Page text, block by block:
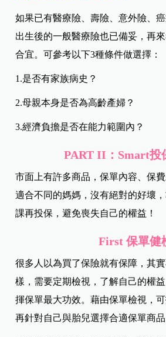
如果已有醫療險、壽險、意外險、
出生後的一般醫療險也已備妥，再
合宜。可參考以下3種條件做選擇：
1.是否有家族病史？
2.母親本身是否為高齡產婦？
3.經濟負擔是否在能力範圍內？
PART II ：Smart
市面上有許多商品，保單內容、保
適合不同的媽媽，沒有絕對的好壞
課再投保，避免喪失自己的權益！
First 保單健
很多人以為買了保險就有保障，其
樣，需要定期檢視，了解自己的權
揮保單最大功效。藉由保單檢視，
再針對自己與胎兒選擇合適保單商品